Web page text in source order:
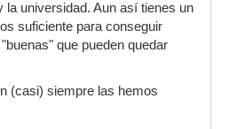
la universidad. Aun así tienes un
suficiente para conseguir
que pueden quedar
(casi) siempre las hemos